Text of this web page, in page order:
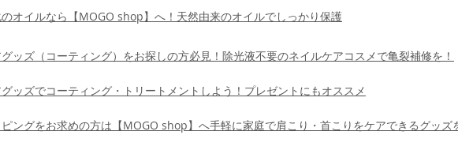
オイルなら【MOGO shop】へ！天然由来のオイルでしっかり保護
ッズ（コーティング）をお探しの方必見！除光液不要のネイルケアコスメで亀裂補修を！
ッズでコーティング・トリートメントしよう！プレゼントにもオススメ
ングをお求めの方は【MOGO shop】へ手軽に家庭で肩こり・首こりをケアできるグッズ